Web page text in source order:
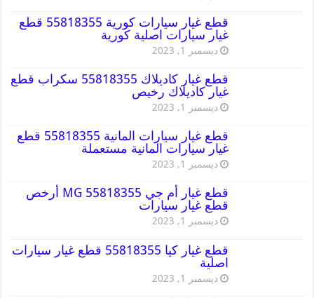
قطع غيار سيارات كورية 55818355 قطع
غيار سيارات اصلية كورية
ديسمبر 1, 2023
قطع غيار كاديلاك 55818355 سكراب قطع
غيار كاديلاك رخيص
ديسمبر 1, 2023
قطع غيار سيارات المانية 55818355 قطع
غيار سيارات المانية مستعملة
ديسمبر 1, 2023
قطع غيار أم جي MG 55818355 أرخص
قطع غيار سيارات
ديسمبر 1, 2023
قطع غيار كيا 55818355 قطع غيار سيارات
اصلية
ديسمبر 1, 2023